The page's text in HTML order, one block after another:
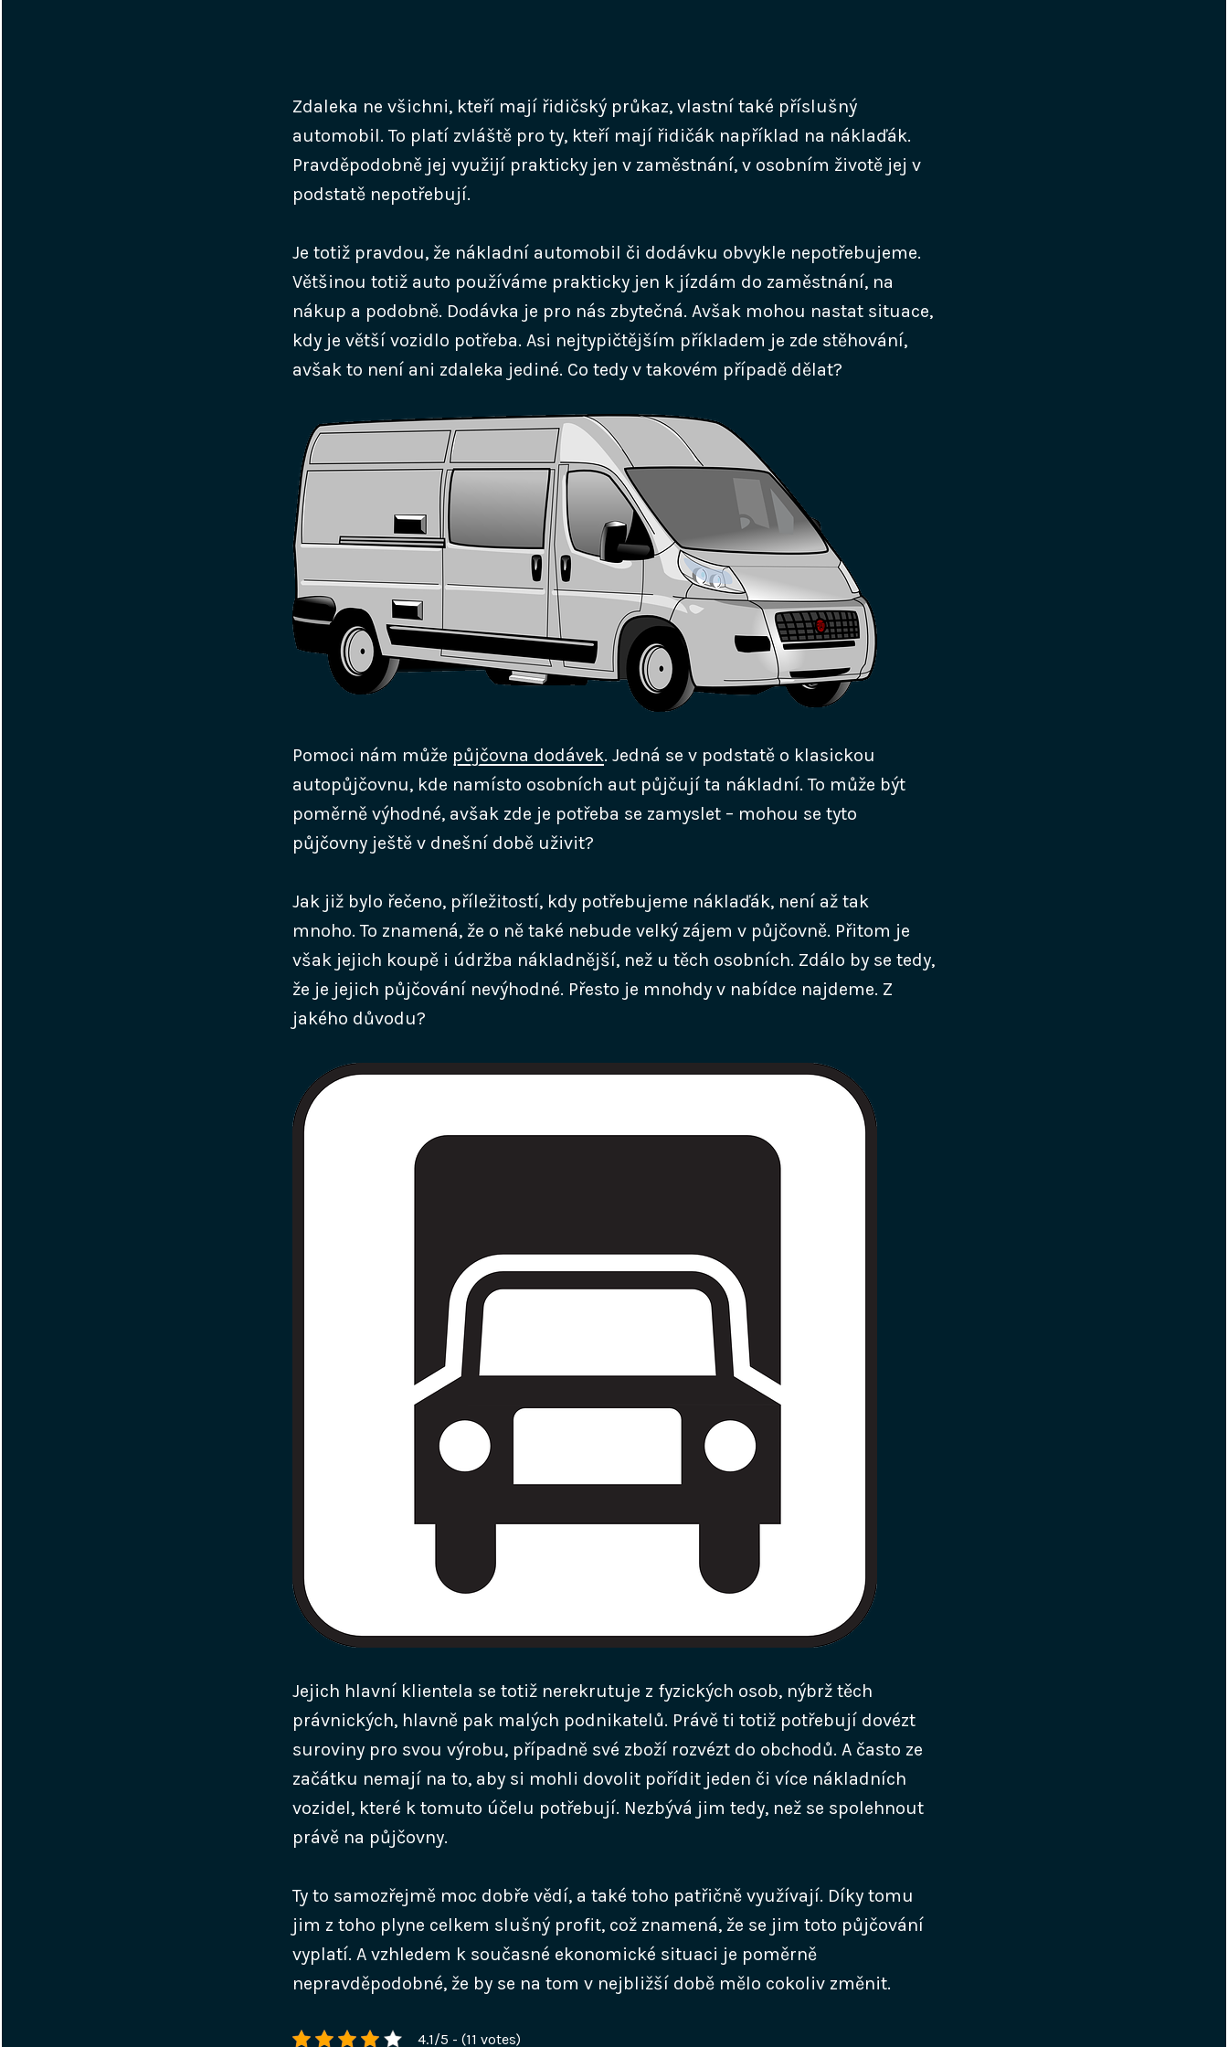
Zdaleka ne všichni, kteří mají řidičský průkaz, vlastní také příslušný
automobil. To platí zvláště pro ty, kteří mají řidičák například na náklaďák.
Pravděpodobně jej využijí prakticky jen v zaměstnání, v osobním životě jej v
podstatě nepotřebují.
Je totiž pravdou, že nákladní automobil či dodávku obvykle nepotřebujeme.
Většinou totiž auto používáme prakticky jen k jízdám do zaměstnání, na
nákup a podobně. Dodávka je pro nás zbytečná. Avšak mohou nastat situace,
kdy je větší vozidlo potřeba. Asi nejtypičtějším příkladem je zde stěhování,
avšak to není ani zdaleka jediné. Co tedy v takovém případě dělat?
Pomoci nám může půjčovna dodávek. Jedná se v podstatě o klasickou
autopůjčovnu, kde namísto osobních aut půjčují ta nákladní. To může být
poměrně výhodné, avšak zde je potřeba se zamyslet – mohou se tyto
půjčovny ještě v dnešní době uživit?
Jak již bylo řečeno, příležitostí, kdy potřebujeme náklaďák, není až tak
mnoho. To znamená, že o ně také nebude velký zájem v půjčovně. Přitom je
však jejich koupě i údržba nákladnější, než u těch osobních. Zdálo by se tedy,
že je jejich půjčování nevýhodné. Přesto je mnohdy v nabídce najdeme. Z
jakého důvodu?
Jejich hlavní klientela se totiž nerekrutuje z fyzických osob, nýbrž těch
právnických, hlavně pak malých podnikatelů. Právě ti totiž potřebují dovézt
suroviny pro svou výrobu, případně své zboží rozvézt do obchodů. A často ze
začátku nemají na to, aby si mohli dovolit pořídit jeden či více nákladních
vozidel, které k tomuto účelu potřebují. Nezbývá jim tedy, než se spolehnout
právě na půjčovny.
Ty to samozřejmě moc dobře vědí, a také toho patřičně využívají. Díky tomu
jim z toho plyne celkem slušný profit, což znamená, že se jim toto půjčování
vyplatí. A vzhledem k současné ekonomické situaci je poměrně
nepravděpodobné, že by se na tom v nejbližší době mělo cokoliv změnit.
4.1/5 - (11 votes)